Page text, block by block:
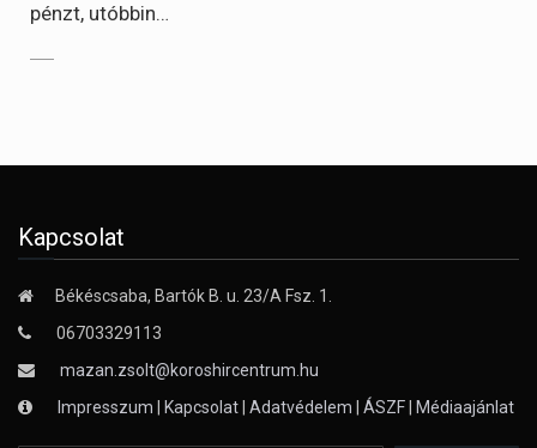
pénzt, utóbbin…
Kapcsolat
Békéscsaba, Bartók B. u. 23/A Fsz. 1.
06703329113
mazan.zsolt@koroshircentrum.hu
Impresszum
Kapcsolat Adatvédelem ÁSZF Médiaajánlat